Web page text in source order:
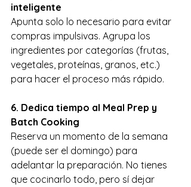
inteligente
Apunta solo lo necesario para evitar
compras impulsivas. Agrupa los
ingredientes por categorías (frutas,
vegetales, proteínas, granos, etc.)
para hacer el proceso más rápido.
6. Dedica tiempo al Meal Prep y
Batch Cooking
Reserva un momento de la semana
(puede ser el domingo) para
adelantar la preparación. No tienes
que cocinarlo todo, pero sí dejar